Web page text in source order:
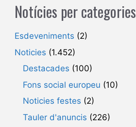
Notícies per categories
Esdeveniments (2)
Noticies (1.452)
Destacades (100)
Fons social europeu (10)
Noticies festes (2)
Tauler d'anuncis (226)